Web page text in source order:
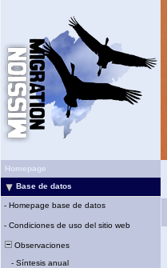
Homepage
Base de datos
- Homepage base de datos
- Condiciones de uso del sitio web
Observaciones
- Síntesis anual